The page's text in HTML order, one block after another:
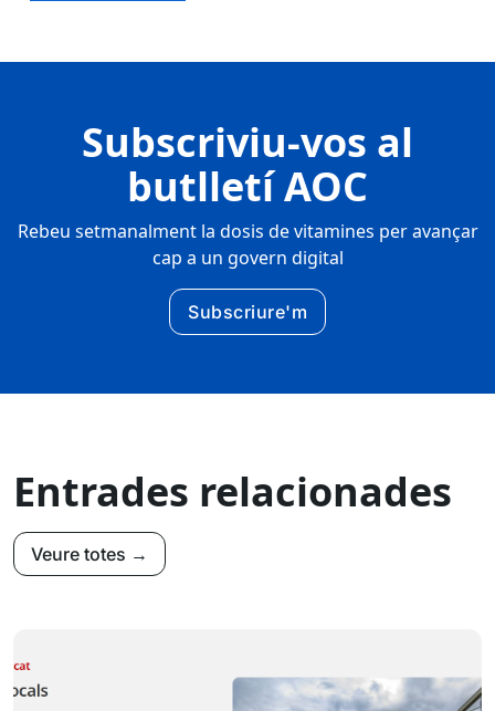
Subscriviu-vos al
butlletí AOC
Rebeu setmanalment la dosis de vitamines per avançar
cap a un govern digital
Subscriure'm
Entrades relacionades
Veure totes →